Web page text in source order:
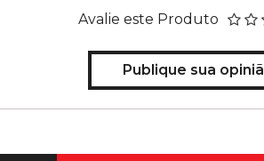
Avalie este Produto
Publique sua